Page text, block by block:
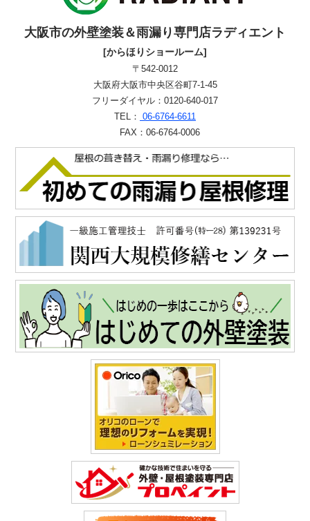
大阪市の外壁塗装＆雨漏り専門店ラディエント
[からほりショールーム]
〒542-0012
大阪府大阪市中央区谷町7-1-45
フリーダイヤル：0120-640-017
TEL： 06-6764-6611
FAX：06-6764-0006